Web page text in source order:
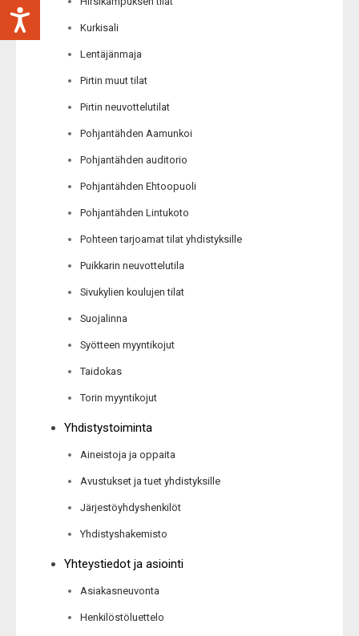
Kurkisali
Lentäjänmaja
Pirtin muut tilat
Pirtin neuvottelutilat
Pohjantähden Aamunkoi
Pohjantähden auditorio
Pohjantähden Ehtoopuoli
Pohjantähden Lintukoto
Pohteen tarjoamat tilat yhdistyksille
Puikkarin neuvottelutila
Sivukylien koulujen tilat
Suojalinna
Syötteen myyntikojut
Taidokas
Torin myyntikojut
Yhdistystoiminta
Aineistoja ja oppaita
Avustukset ja tuet yhdistyksille
Järjestöyhdyshenkilöt
Yhdistyshakemisto
Yhteystiedot ja asiointi
Asiakasneuvonta
Henkilöstöluettelo